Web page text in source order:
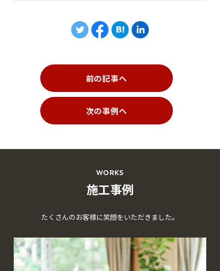
前の記事へ
次の事例へ
WORKS
施工事例
たくさんのお客様に笑顔をいただきました。